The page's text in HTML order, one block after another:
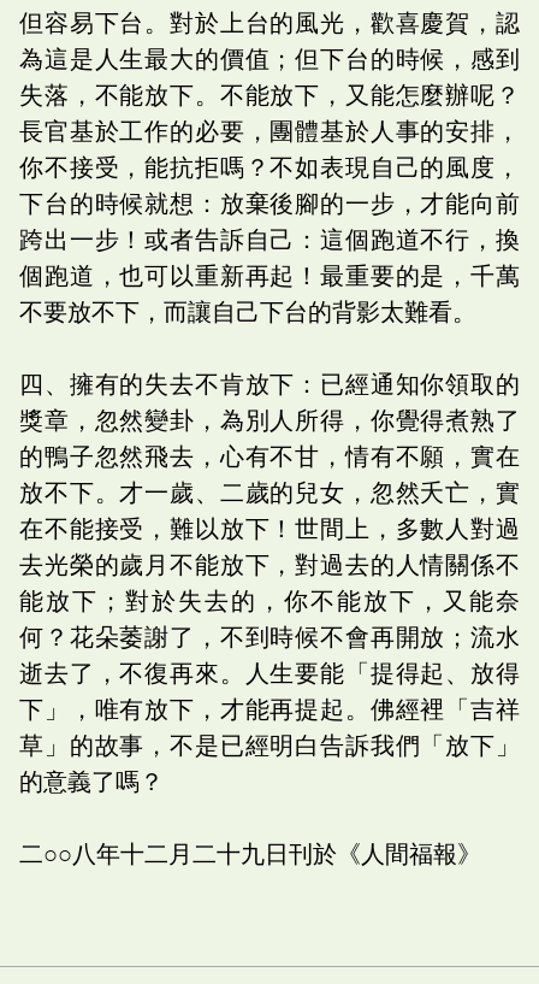
但容易下台。對於上台的風光，歡喜慶賀，認
為這是人生最大的價值；但下台的時候，感到
失落，不能放下。不能放下，又能怎麼辦呢？
長官基於工作的必要，團體基於人事的安排，
你不接受，能抗拒嗎？不如表現自己的風度，
下台的時候就想：放棄後腳的一步，才能向前
跨出一步！或者告訴自己：這個跑道不行，換
個跑道，也可以重新再起！最重要的是，千萬
不要放不下，而讓自己下台的背影太難看。
四、擁有的失去不肯放下：已經通知你領取的
獎章，忽然變卦，為別人所得，你覺得煮熟了
的鴨子忽然飛去，心有不甘，情有不願，實在
放不下。才一歲、二歲的兒女，忽然夭亡，實
在不能接受，難以放下！世間上，多數人對過
去光榮的歲月不能放下，對過去的人情關係不
能放下；對於失去的，你不能放下，又能奈
何？花朵萎謝了，不到時候不會再開放；流水
逝去了，不復再來。人生要能「提得起、放得
下」，唯有放下，才能再提起。佛經裡「吉祥
草」的故事，不是已經明白告訴我們「放下」
的意義了嗎？
二○○八年十二月二十九日刊於《人間福報》